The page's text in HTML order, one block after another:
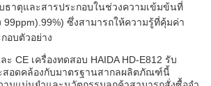
ธาตุและสารประกอบในช่วงความเข้มข้นที่
99ppm).99%) ซึ่งสามารถให้ความรู้ที่คุ้มค่า
อบตัวอย่าง
ะ CE เครื่องทดสอบ HAIDA HD-E812 รับ
อดคล้องกับมาตรฐานสากลผลิตภัณฑ์นี้